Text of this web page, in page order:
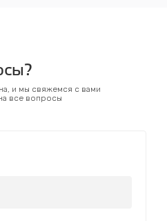
и мы свяжемся с вами
все вопросы